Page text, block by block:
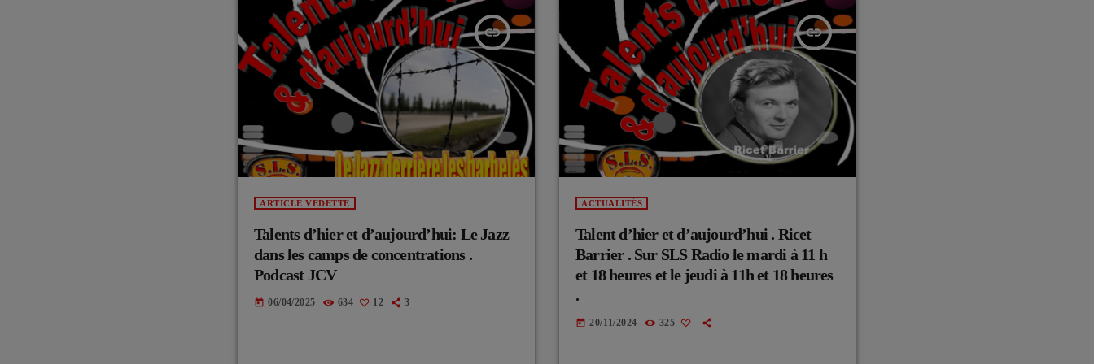
insert_link
ARTICLE VEDETTE
Talents d’hier et d’aujourd’hui: Le Jazz
dans les camps de concentrations .
Podcast JCV
today 06/04/2025 634 12 3
insert_link
ACTUALITÉS
Talent d’hier et d’aujourd’hui . Ricet
Barrier . Sur SLS Radio le mardi à 11 h
et 18 heures et le jeudi à 11h et 18 heures
.
today 20/11/2024 325